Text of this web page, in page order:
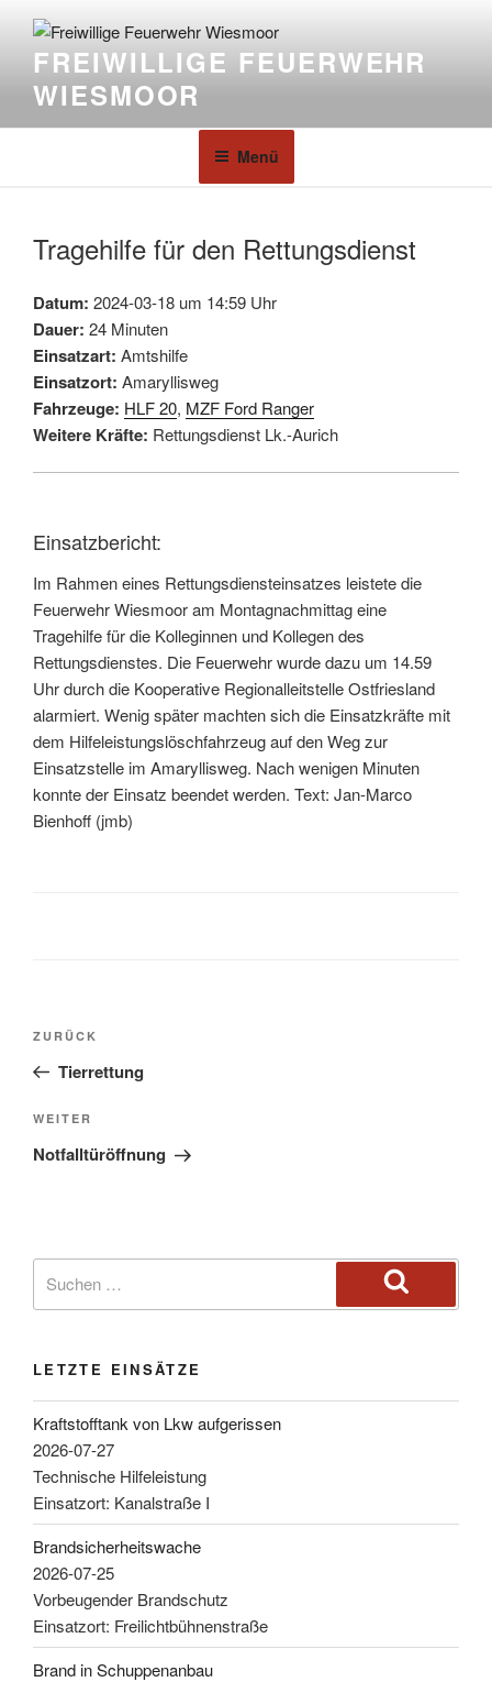
FREIWILLIGE FEUERWEHR
WIESMOOR
Menü
Tragehilfe für den Rettungsdienst
Datum: 2024-03-18 um 14:59 Uhr
Dauer: 24 Minuten
Einsatzart: Amtshilfe
Einsatzort: Amaryllisweg
Fahrzeuge: HLF 20, MZF Ford Ranger
Weitere Kräfte: Rettungsdienst Lk.-Aurich
Einsatzbericht:
Im Rahmen eines Rettungsdiensteinsatzes leistete die
Feuerwehr Wiesmoor am Montagnachmittag eine
Tragehilfe für die Kolleginnen und Kollegen des
Rettungsdienstes. Die Feuerwehr wurde dazu um 14.59
Uhr durch die Kooperative Regionalleitstelle Ostfriesland
alarmiert. Wenig später machten sich die Einsatzkräfte mit
dem Hilfeleistungslöschfahrzeug auf den Weg zur
Einsatzstelle im Amaryllisweg. Nach wenigen Minuten
konnte der Einsatz beendet werden. Text: Jan-Marco
Bienhoff (jmb)
ZURÜCK
Tierrettung
WEITER
Notfalltüröffnung
LETZTE EINSÄTZE
Kraftstofftank von Lkw aufgerissen
2026-07-27
Technische Hilfeleistung
Einsatzort: Kanalstraße I
Brandsicherheitswache
2026-07-25
Vorbeugender Brandschutz
Einsatzort: Freilichtbühnenstraße
Brand in Schuppenanbau